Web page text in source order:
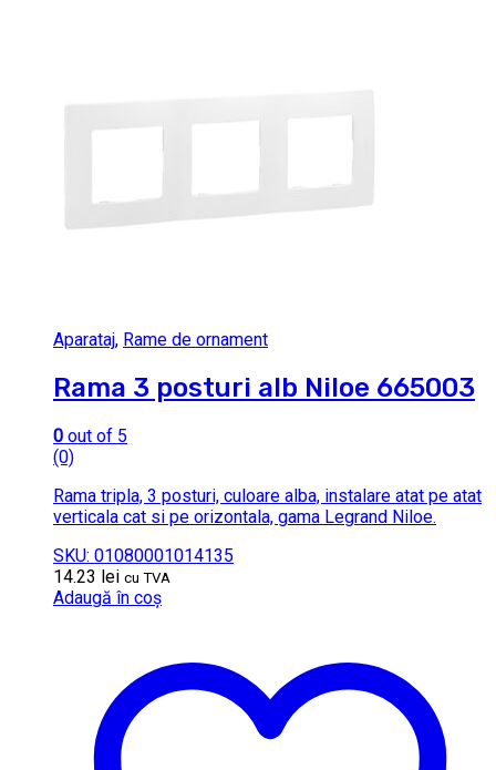
Aparataj, Rame de ornament
Rama 3 posturi alb Niloe 665003
0 out of 5
(0)
Rama tripla, 3 posturi, culoare alba, instalare atat pe atat
verticala cat si pe orizontala, gama Legrand Niloe.
SKU: 01080001014135
14.23 lei cu TVA
Adaugă în coș